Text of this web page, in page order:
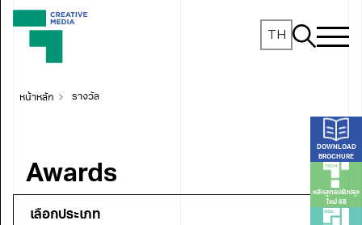
TH
DOWNLOAD
BROCHURE
หลักสูตรปรับปรุง
ใหม่ 68
หน้าหลัก รางวัล
Awards